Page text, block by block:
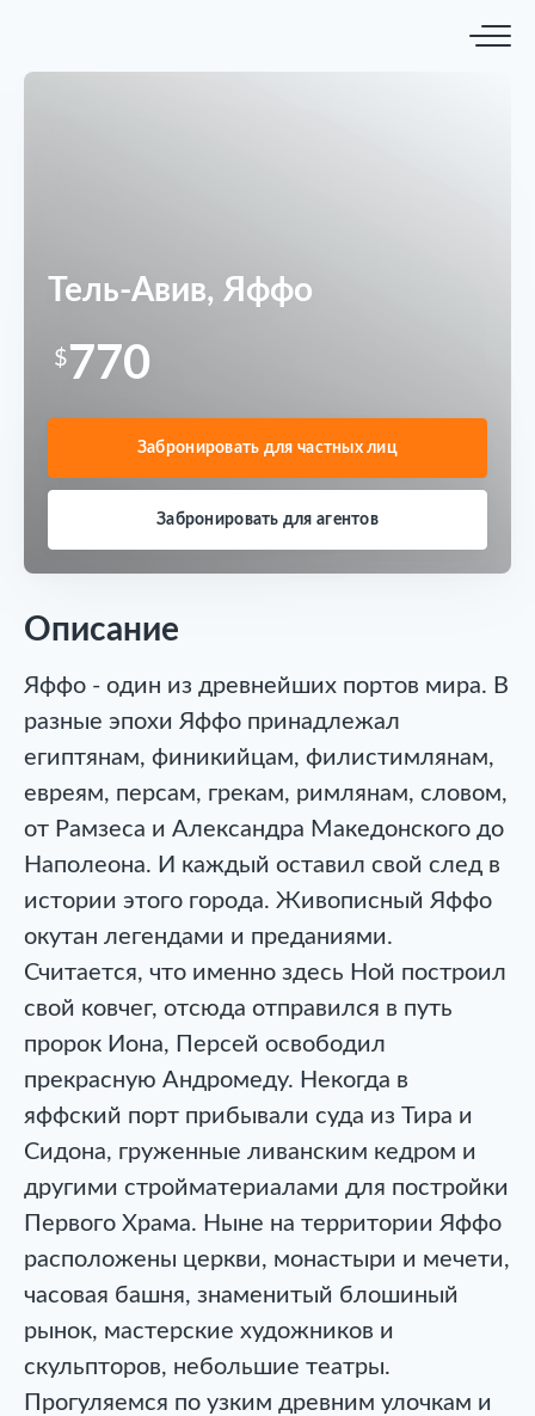
Тель-Авив, Яффо
$770
Забронировать для частных лиц
Забронировать для агентов
Описание
Яффо - один из древнейших портов мира. В
разные эпохи Яффо принадлежал
египтянам, финикийцам, филистимлянам,
евреям, персам, грекам, римлянам, словом,
от Рамзеса и Александра Македонского до
Наполеона. И каждый оставил свой след в
истории этого города. Живописный Яффо
окутан легендами и преданиями.
Считается, что именно здесь Ной построил
свой ковчег, отсюда отправился в путь
пророк Иона, Персей освободил
прекрасную Андромеду. Некогда в
яффский порт прибывали суда из Тира и
Сидона, груженные ливанским кедром и
другими стройматериалами для постройки
Первого Храма. Ныне на территории Яффо
расположены церкви, монастыри и мечети,
часовая башня, знаменитый блошиный
рынок, мастерские художников и
скульпторов, небольшие театры.
Прогуляемся по узким древним улочкам и